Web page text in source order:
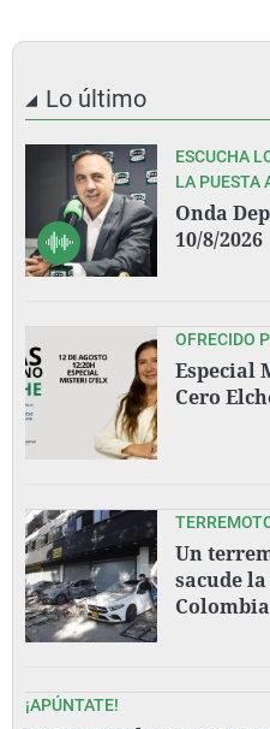
Lo último
ESCUCHA
LA PUESTA
ANTE EL
OVIEDO,
Onda
10/8/2026
OFRECIDO
Especial
Cero
Un
sacude
Colombia
¡APÚNTATE!